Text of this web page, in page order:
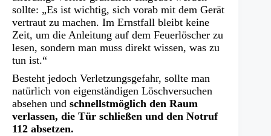
sollte: „Es ist wichtig, sich vorab mit dem Gerät
vertraut zu machen. Im Ernstfall bleibt keine
Zeit, um die Anleitung auf dem Feuerlöscher zu
lesen, sondern man muss direkt wissen, was zu
tun ist.“
Besteht jedoch Verletzungsgefahr, sollte man
natürlich von eigenständigen Löschversuchen
absehen und schnellstmöglich den Raum
verlassen, die Tür schließen und den Notruf
112 absetzen.